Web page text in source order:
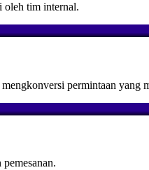
oleh tim internal.
permintaan yang